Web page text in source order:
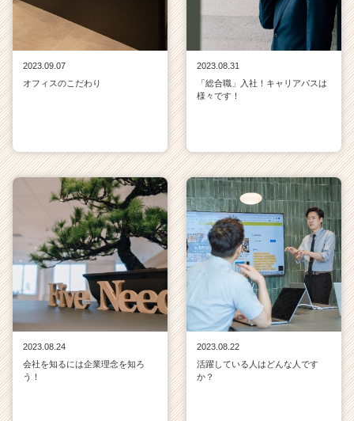
2023.09.07
オフィスのこだわり
2023.08.31
「総合職」入社！キャリアパスは
様々です！
2023.08.24
会社を知るには企業理念を知ろ
う！
2023.08.22
活躍している人はどんな人です
か？